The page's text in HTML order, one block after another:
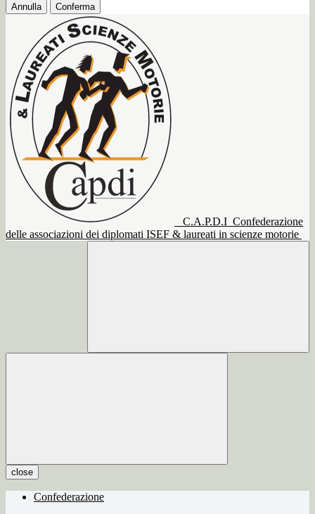
Annulla Conferma
C.A.P.D.I Confederazione
delle associazioni dei diplomati ISEF & laureati in scienze motorie
close
Confederazione